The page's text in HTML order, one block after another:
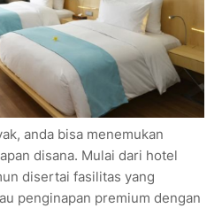
anda bisa menemukan
disana. Mulai dari hotel
disertai fasilitas yang
penginapan premium dengan